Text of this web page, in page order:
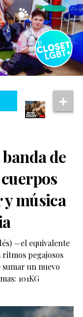
banda de
y música
—el equivalente
pegajosos
un nuevo
101KG